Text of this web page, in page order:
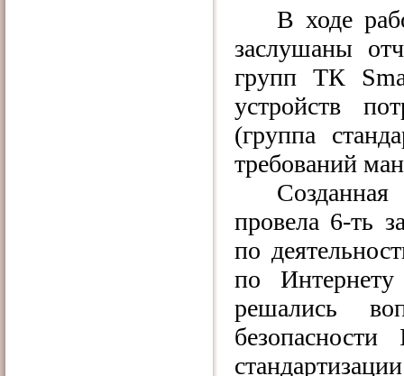
В ходе
заслушаны
групп ТК
устройств
(группа
требований
провела 6-ть
по
по
решались